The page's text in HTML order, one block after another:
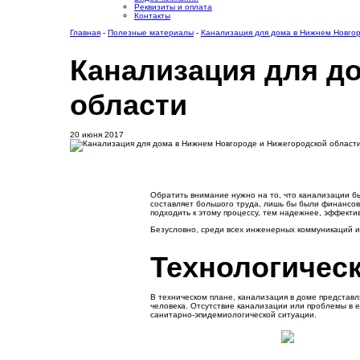
Реквизиты и оплата
Контакты
Главная - Полезные материалы - Канализация для дома в Нижнем
Канализация для
области
20 июня 2017
Обратить внимание нужно на то, что канализации
составляет большого труда, лишь бы были
подходить к этому процессу, тем надежнее,
Безусловно, среди всех инженерных коммуникаций
В техническом плане, канализация в доме
человека. Отсутствие канализации или проблемы в
санитарно-эпидемиологической ситуации.